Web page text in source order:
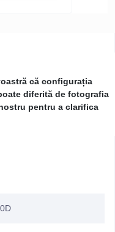
că configurația
diferită de fotografia
pentru a clarifica